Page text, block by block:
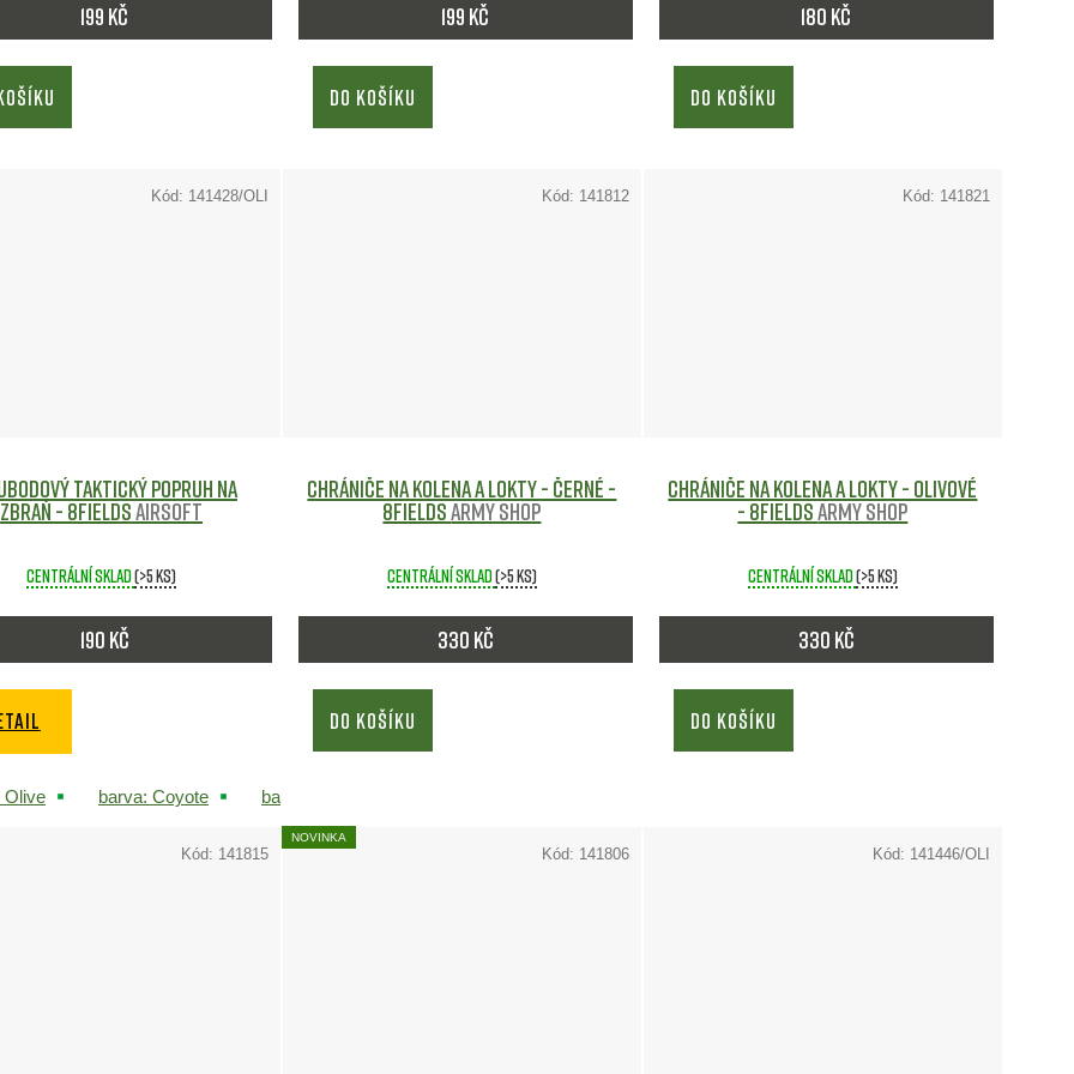
199 Kč 199 Kč
DO KOŠÍKU
180 Kč
DO KOŠÍKU
Taktický Popruh na
Zbraň - 8FieldsAirsoft
Centrální sklad(>5 ks)
190 Kč
Olive barva: Coyote barva: Black
Kód: 141428/OLI
Chrániče na kolena a lokty - Černé -
8FieldsArmy shop
Centrální sklad(>5 ks)
330 Kč
DO KOŠÍKU
Kód: 141812
Chrániče na kolena a lokty - Olivové
- 8FieldsArmy shop
Centrální sklad(>5 ks)
330 Kč
DO KOŠÍKU
Kód: 141821
Kód: 141815
NOVINKA
Kód: 141806 Kód: 141446/OLI